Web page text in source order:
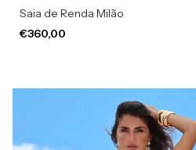
Saia de Renda Milão
€360,00